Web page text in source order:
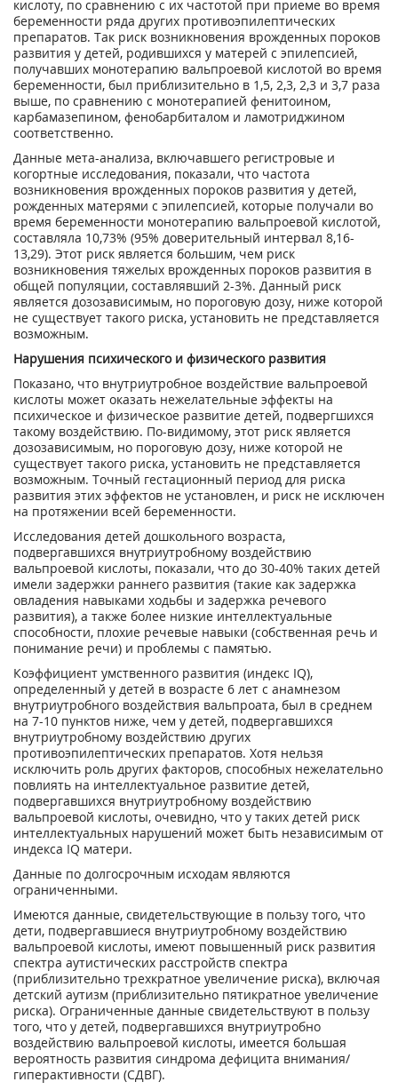
кислоту, по сравнению с их частотой при приеме во время
беременности ряда других противоэпилептических
препаратов. Так риск возникновения врожденных пороков
развития у детей, родившихся у матерей с эпилепсией,
получавших монотерапию вальпроевой кислотой во время
беременности, был приблизительно в 1,5, 2,3, 2,3 и 3,7 раза
выше, по сравнению с монотерапией фенитоином,
карбамазепином, фенобарбиталом и ламотриджином
соответственно.
Данные мета-анализа, включавшего регистровые и
когортные исследования, показали, что частота
возникновения врожденных пороков развития у детей,
рожденных матерями с эпилепсией, которые получали во
время беременности монотерапию вальпроевой кислотой,
составляла 10,73% (95% доверительный интервал 8,16-
13,29). Этот риск является большим, чем риск
возникновения тяжелых врожденных пороков развития в
общей популяции, составлявший 2-3%. Данный риск
является дозозависимым, но пороговую дозу, ниже которой
не существует такого риска, установить не представляется
возможным.
Нарушения психического и физического развития
Показано, что внутриутробное воздействие вальпроевой
кислоты может оказать нежелательные эффекты на
психическое и физическое развитие детей, подвергшихся
такому воздействию. По-видимому, этот риск является
дозозависимым, но пороговую дозу, ниже которой не
существует такого риска, установить не представляется
возможным. Точный гестационный период для риска
развития этих эффектов не установлен, и риск не исключен
на протяжении всей беременности.
Исследования детей дошкольного возраста,
подвергавшихся внутриутробному воздействию
вальпроевой кислоты, показали, что до 30-40% таких детей
имели задержки раннего развития (такие как задержка
овладения навыками ходьбы и задержка речевого
развития), а также более низкие интеллектуальные
способности, плохие речевые навыки (собственная речь и
понимание речи) и проблемы с памятью.
Коэффициент умственного развития (индекс IQ),
определенный у детей в возрасте 6 лет с анамнезом
внутриутробного воздействия вальпроата, был в среднем
на 7-10 пунктов ниже, чем у детей, подвергавшихся
внутриутробному воздействию других
противоэпилептических препаратов. Хотя нельзя
исключить роль других факторов, способных нежелательно
повлиять на интеллектуальное развитие детей,
подвергавшихся внутриутробному воздействию
вальпроевой кислоты, очевидно, что у таких детей риск
интеллектуальных нарушений может быть независимым от
индекса IQ матери.
Данные по долгосрочным исходам являются
ограниченными.
Имеются данные, свидетельствующие в пользу того, что
дети, подвергавшиеся внутриутробному воздействию
вальпроевой кислоты, имеют повышенный риск развития
спектра аутистических расстройств спектра
(приблизительно трехкратное увеличение риска), включая
детский аутизм (приблизительно пятикратное увеличение
риска). Ограниченные данные свидетельствуют в пользу
того, что у детей, подвергавшихся внутриутробно
воздействию вальпроевой кислоты, имеется большая
вероятность развития синдрома дефицита внимания/
гиперактивности (СДВГ).